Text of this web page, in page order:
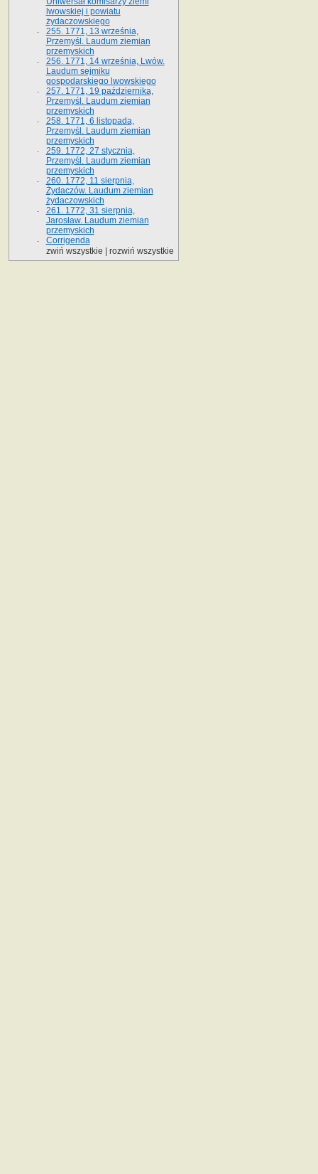
lwowskiej i powiatu
żydaczowskiego
255. 1771, 13 września,
Przemyśl. Laudum ziemian
przemyskich
256. 1771, 14 września, Lwów.
Laudum sejmiku
gospodarskiego lwowskiego
257. 1771, 19 października,
Przemyśl. Laudum ziemian
przemyskich
258. 1771, 6 listopada,
Przemyśl. Laudum ziemian
przemyskich
259. 1772, 27 stycznia,
Przemyśl. Laudum ziemian
przemyskich
260. 1772, 11 sierpnia,
Żydaczów. Laudum ziemian
żydaczowskich
261. 1772, 31 sierpnia,
Jarosław. Laudum ziemian
przemyskich
Corrigenda
zwiń wszystkie
rozwiń wszystkie